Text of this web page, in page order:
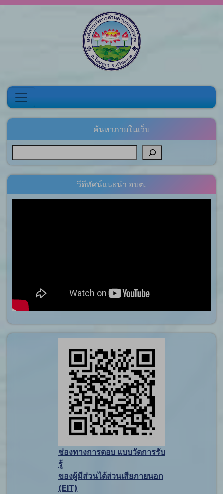
ค้นหาภายในเว็บ
วีดีทัศน์แนะนำ อบต.
ช่องทางการตอบ แบบวัดการรับ
รู้
ของผู้มีส่วนได้ส่วนเสียภายนอก
(EIT)